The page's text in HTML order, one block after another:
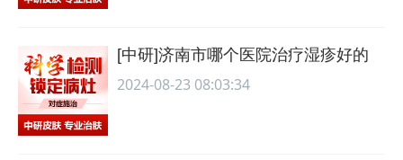
[中研]济南市哪个医院治疗湿疹好的
2024-08-23 08:03:34